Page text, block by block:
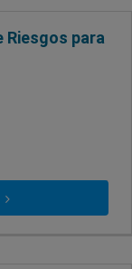
Riesgos para